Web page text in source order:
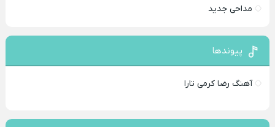
مداحی جدید
پیوندها
آهنگ رضا کرمی تارا